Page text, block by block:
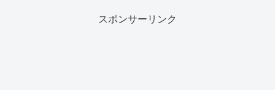
スポンサーリンク